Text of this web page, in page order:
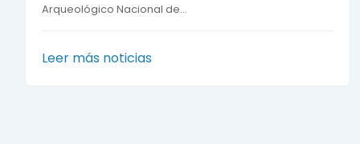
Arqueológico Nacional de...
Leer más noticias